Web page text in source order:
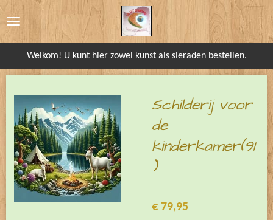
direct
Welkom! U kunt hier zowel kunst als sieraden bestellen.
Schilderij voor
de
kinderkamer(91
)
€ 79,95